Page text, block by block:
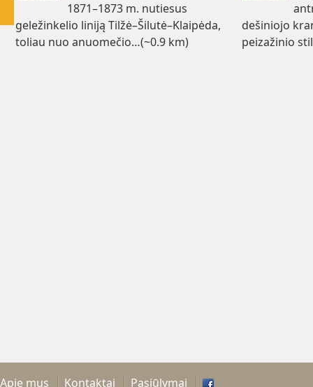
1871–1873 m. nutiesus
geležinkelio liniją Tilžė–Šilutė–Klaipėda,
toliau nuo anuomečio…(~0.9 km)
dešiniojo
peizažinio
Apie mus Kontaktai Pasiūlymai